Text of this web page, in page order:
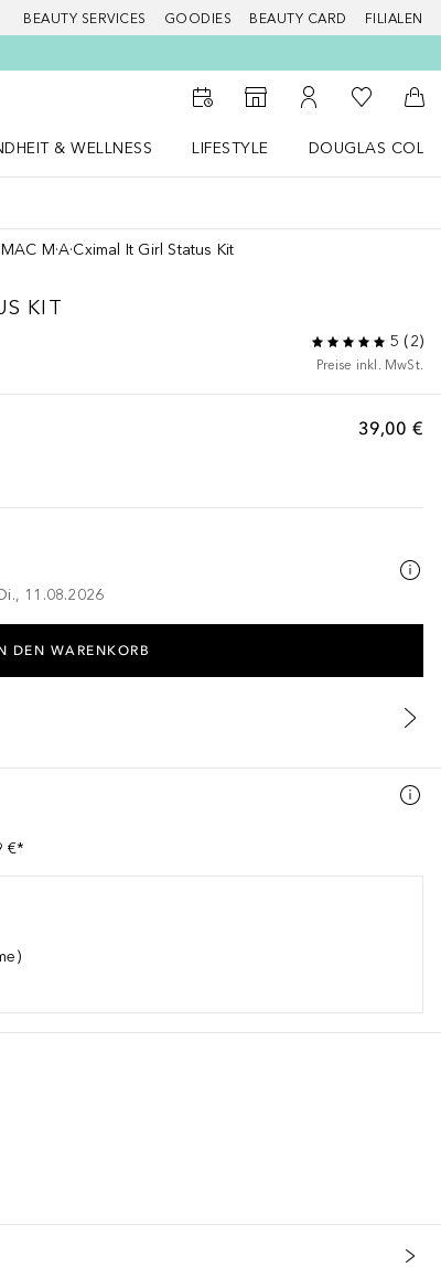
BEAUTY SERVICES GOODIES BEAUTY CARD FILIALEN
Zum Storefinder
Zu Meinem
Zu Meiner
& WELLNESS
LIFESTYLE
DOUGLAS
MAC M·A·Cximal It Girl Status Kit
KIT
5 (2)
Preise inkl. MwSt.
39,00 €
11.08.2026
DEN WARENKORB
€*